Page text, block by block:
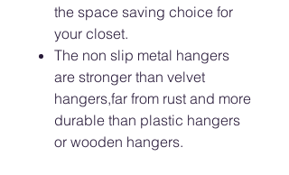
the space saving choice for
your closet.
The non slip metal hangers
are stronger than velvet
hangers,far from rust and more
durable than plastic hangers
or wooden hangers.